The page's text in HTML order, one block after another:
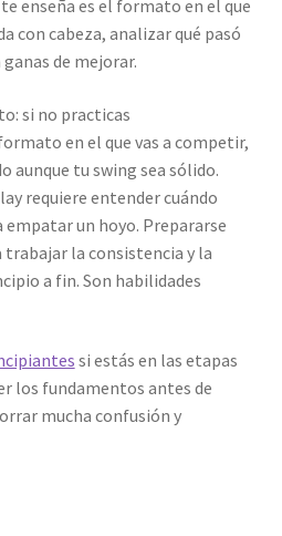
te enseña es el formato en el que
con cabeza, analizar qué pasó
de mejorar.
si no practicas
en el que vas a competir,
aunque tu swing sea sólido.
requiere entender cuándo
empatar un hoyo. Prepararse
la consistencia y la
a fin. Son habilidades
si estás en las etapas
los fundamentos antes de
mucha confusión y